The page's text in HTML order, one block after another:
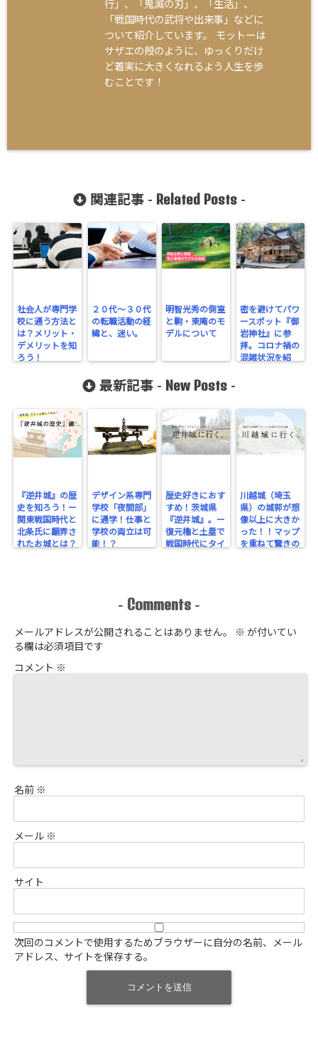
行」、「鬼滅の刃」、「生活」、
「戦国時代の武将や出来事」などに
ついて紹介しています。 モットーは
サザエの殻のように、ゆっくりだけ
ど着実に大きくなれるよう人生を歩
むことです！
関連記事 - Related Posts-
社会人が専門学
校に通う方法と
は？メリット・
デメリットを知
ろう！
２０代〜３０代
の転職活動の経
緯と、迷い。
明智光秀の側室
と駒・東庵のモ
デルについて
密を避けてパワ
ースポット『御
岩神社』に参
拝。コロナ禍の
混雑状況を紹
最新記事 - New Posts -
『逆井城』の歴
史を知ろう！ー
関東戦国時代と
北条氏に翻弄さ
れたお城とは？
デザイン系専門
学校「夜間部」
に通学！仕事と
学校の両立は可
能！？
歴史好きにおす
すめ！茨城県
『逆井城』。ー
復元櫓と土塁で
戦国時代にタイ
川越城（埼玉
県）の城郭が想
像以上に大きか
った！！マップ
を重ねて驚きの
- Comments -
メールアドレスが公開されることはありません。 ※ が付いてい
る欄は必須項目です
コメント ※
名前 ※
メール ※
サイト
次回のコメントで使用するためブラウザーに自分の名前、メール
アドレス、サイトを保存する。